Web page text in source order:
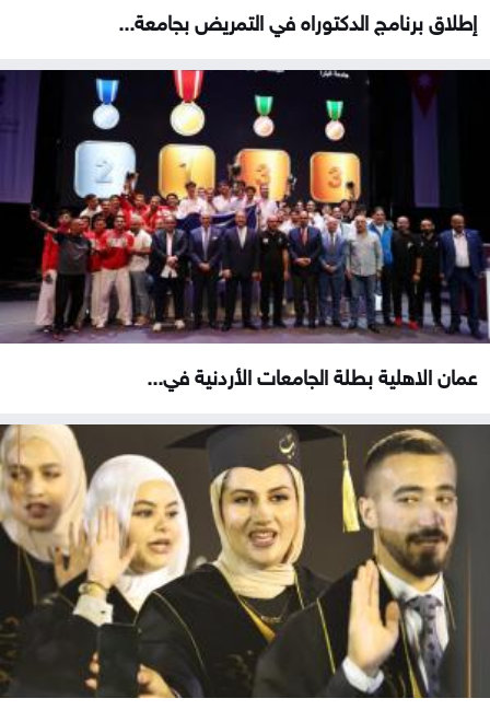
إطلاق برنامج الدكتوراه في التمريض بجامعة...
عمان الاهلية بطلة الجامعات الأردنية في...